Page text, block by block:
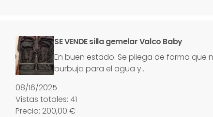
SE VENDE silla gemelar Valco Baby
En buen estado. Se pliega de forma
burbuja para el agua y…
08/16/2025
Vistas totales: 41
Precio: 200,00 €